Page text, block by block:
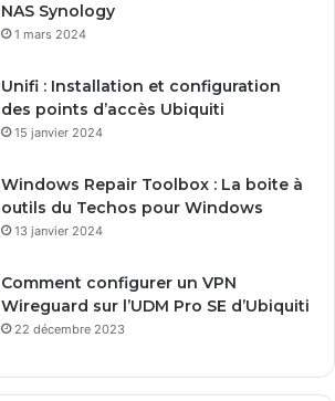
NAS Synology
1 mars 2024
Unifi : Installation et configuration
des points d’accès Ubiquiti
15 janvier 2024
Windows Repair Toolbox : La boite à
outils du Techos pour Windows
13 janvier 2024
Comment configurer un VPN
Wireguard sur l’UDM Pro SE d’Ubiquiti
22 décembre 2023